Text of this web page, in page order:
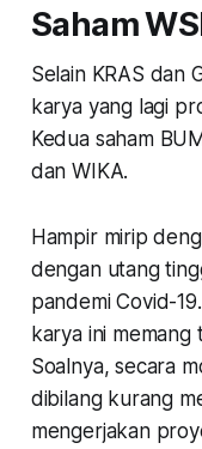
Saham
Selain KRAS dan
karya yang lagi
Kedua saham
dan WIKA.
Hampir mirip
dengan utang
pandemi Covid-
karya ini
Soalnya, secara
dibilang kurang
mengerjakan